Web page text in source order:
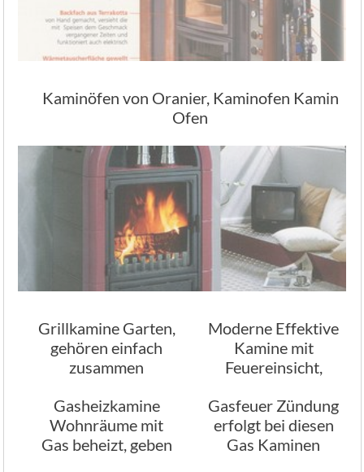
Kaminöfen von Oranier, Kaminofen Kamin
Ofen
Grillkamine Garten,
gehören einfach
zusammen
Moderne Effektive
Kamine mit
Feuereinsicht,
beruhigt
Gasheizkamine
Wohnräume mit
Gas beheizt, geben
Gasfeuer Zündung
erfolgt bei diesen
Gas Kaminen